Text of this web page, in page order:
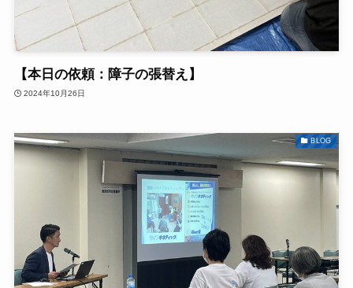
【本日の依頼：障子の張替え】
2024年10月26日
BLOG